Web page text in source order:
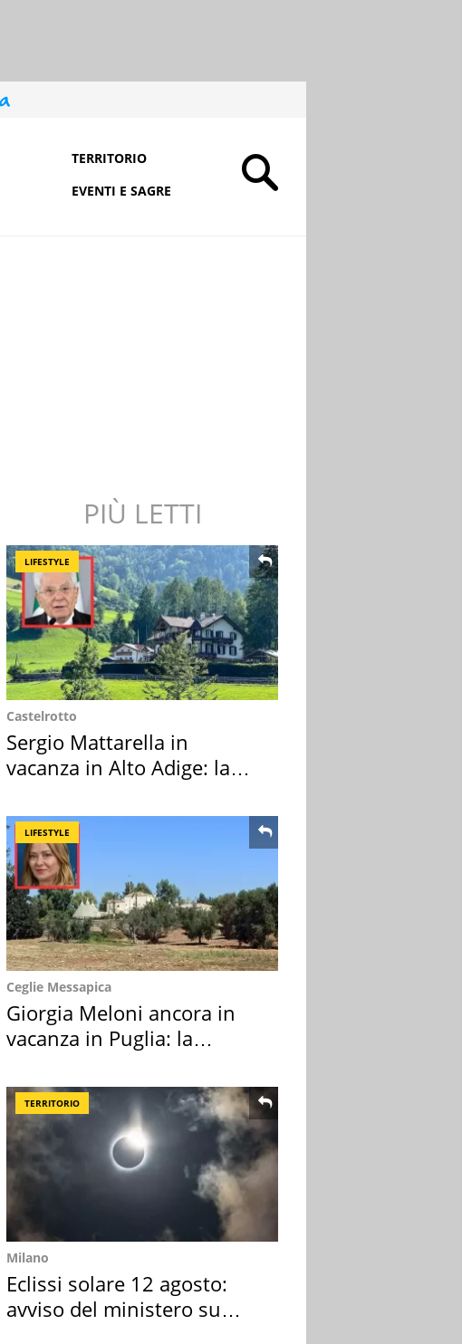
TERRITORIO
EVENTI E SAGRE
PIÙ LETTI
LIFESTYLE
Castelrotto
Sergio Mattarella in
vacanza in Alto Adige: la
LIFESTYLE
Ceglie Messapica
Giorgia Meloni ancora in
vacanza in Puglia: la
TERRITORIO
Milano
Eclissi solare 12 agosto:
avviso del ministero su